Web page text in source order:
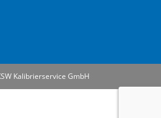
Kalibrierservice GmbH